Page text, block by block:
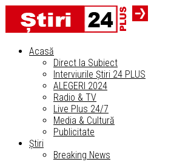
Acasă
Direct la Subiect
Interviurile Știri 24 PLUS
ALEGERI 2024
Radio & TV
Live Plus 24/7
Media & Cultură
Publicitate
Știri
Breaking News